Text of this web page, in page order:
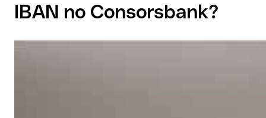
IBAN no Consorsbank?